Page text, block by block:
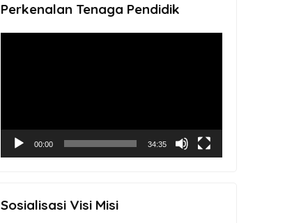
Perkenalan Tenaga Pendidik
00:00 34:35
Sosialisasi Visi Misi